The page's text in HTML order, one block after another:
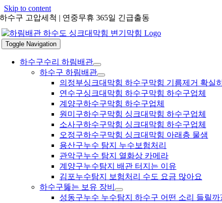
Skip to content
하수구 고압세척 | 연중무휴 365일 긴급출동
Toggle Navigation
하수구수리 하림배관
하수구 하림배관
의정부싱크대막힘 하수구막힘 기름제거 확실
연수구싱크대막힘 하수구막힘 하수구업체
계양구하수구막힘 하수구업체
원미구하수구막힘 싱크대막힘 하수구업체
소사구하수구막힘 싱크대막힘 하수구업체
오정구하수구막힘 싱크대막힘 아래층 물샘
용산구누수 탐지 누수보험처리
관악구누수 탐지 열화상 카메라
계양구누수탐지 배관 터지는 이유
김포누수탐지 보험처리 수도 요금 많아요
하수구뚫는 보유 장비
성동구누수 누수탐지 하수구 어떤 소리 들릴까